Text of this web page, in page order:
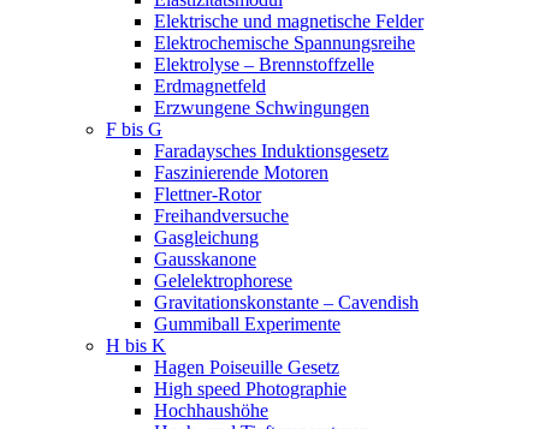
Elektrische und magnetische Felder
Elektrochemische Spannungsreihe
Elektrolyse – Brennstoffzelle
Erdmagnetfeld
Erzwungene Schwingungen
F bis G
Faradaysches Induktionsgesetz
Faszinierende Motoren
Flettner-Rotor
Freihandversuche
Gasgleichung
Gausskanone
Gelelektrophorese
Gravitationskonstante – Cavendish
Gummiball Experimente
H bis K
Hagen Poiseuille Gesetz
High speed Photographie
Hochhaushöhe